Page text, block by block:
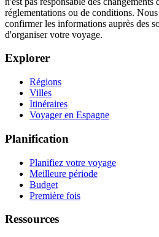
réglementations ou de conditions.
confirmer les informations auprès des
d'organiser votre voyage.
Explorer
Régions
Villes
Itinéraires
Voyager en Espagne
Planification
Planifiez votre voyage
Meilleure période
Budget
Première fois
Ressources